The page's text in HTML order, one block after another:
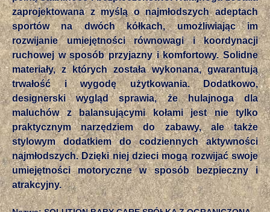
zaprojektowana z myślą o najmłodszych adeptach
sportów na dwóch kółkach, umożliwiając im
rozwijanie umiejętności równowagi i koordynacji
ruchowej w sposób przyjazny i komfortowy. Solidne
materiały, z których została wykonana, gwarantują
trwałość i wygodę użytkowania. Dodatkowo,
designerski wygląd sprawia, że hulajnoga dla
maluchów z balansującymi kołami jest nie tylko
praktycznym narzędziem do zabawy, ale także
stylowym dodatkiem do codziennych aktywności
najmłodszych. Dzięki niej dzieci mogą rozwijać swoje
umiejętności motoryczne w sposób bezpieczny i
atrakcyjny.